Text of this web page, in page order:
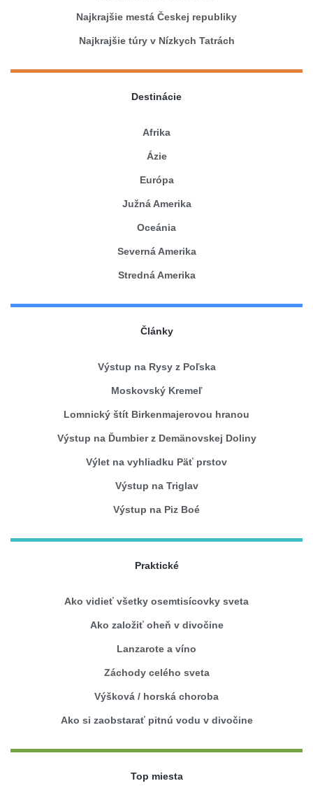
Najkrajšie mestá Českej republiky
Najkrajšie túry v Nízkych Tatrách
Destinácie
Afrika
Ázie
Európa
Južná Amerika
Oceánia
Severná Amerika
Stredná Amerika
Články
Výstup na Rysy z Poľska
Moskovský Kremeľ
Lomnický štít Birkenmajerovou hranou
Výstup na Ďumbier z Demänovskej Doliny
Výlet na vyhliadku Päť prstov
Výstup na Triglav
Výstup na Piz Boé
Praktické
Ako vidieť všetky osemtisícovky sveta
Ako založiť oheň v divočine
Lanzarote a víno
Záchody celého sveta
Výšková / horská choroba
Ako si zaobstarať pitnú vodu v divočine
Top miesta